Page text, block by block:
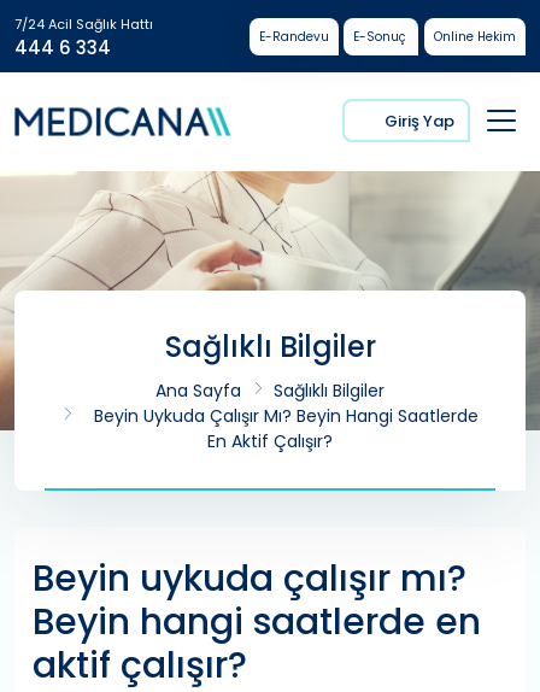
7/24 Acil Sağlık Hattı
444 6 334 E-Randevu E-Sonuç Online Hekim
Giriş Yap
Sağlıklı Bilgiler
Ana Sayfa
Sağlıklı Bilgiler
Beyin Uykuda Çalışır Mı? Beyin Hangi Saatlerde
En Aktif Çalışır?
Beyin uykuda çalışır mı?
Beyin hangi saatlerde en
aktif çalışır?